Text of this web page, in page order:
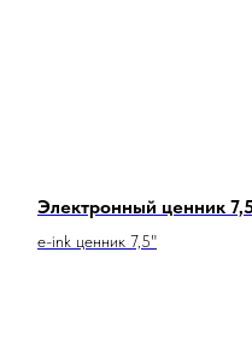
Электронный ценник
e-ink ценник 7,5"